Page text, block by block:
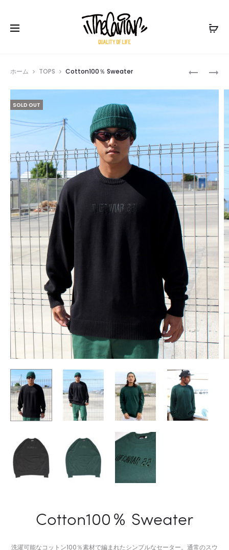
COTTON
ホーム TOPS Cotton100％ Sweater
SOLD OUT
Cotton100％ Sweater
洗濯可能なコットン100％素材で編まれたシンプルなセーター。通常のスウ